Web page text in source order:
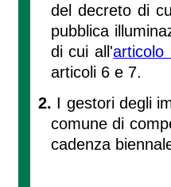
del decreto di
pubblica
di cui all'articolo
articoli 6 e 7.
2. I gestori degli
comune di
cadenza